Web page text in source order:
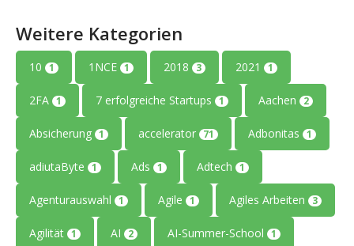
Weitere Kategorien
10 1 1NCE 1 2018 3 2021 1
2FA 1 7 erfolgreiche Startups 1 Aachen 2
Absicherung 1 accelerator 71 Adbonitas 1
adiutaByte 1 Ads 1 Adtech 1
Agenturauswahl 1 Agile 1 Agiles Arbeiten 3
Agilität 1 AI 2 AI-Summer-School 1